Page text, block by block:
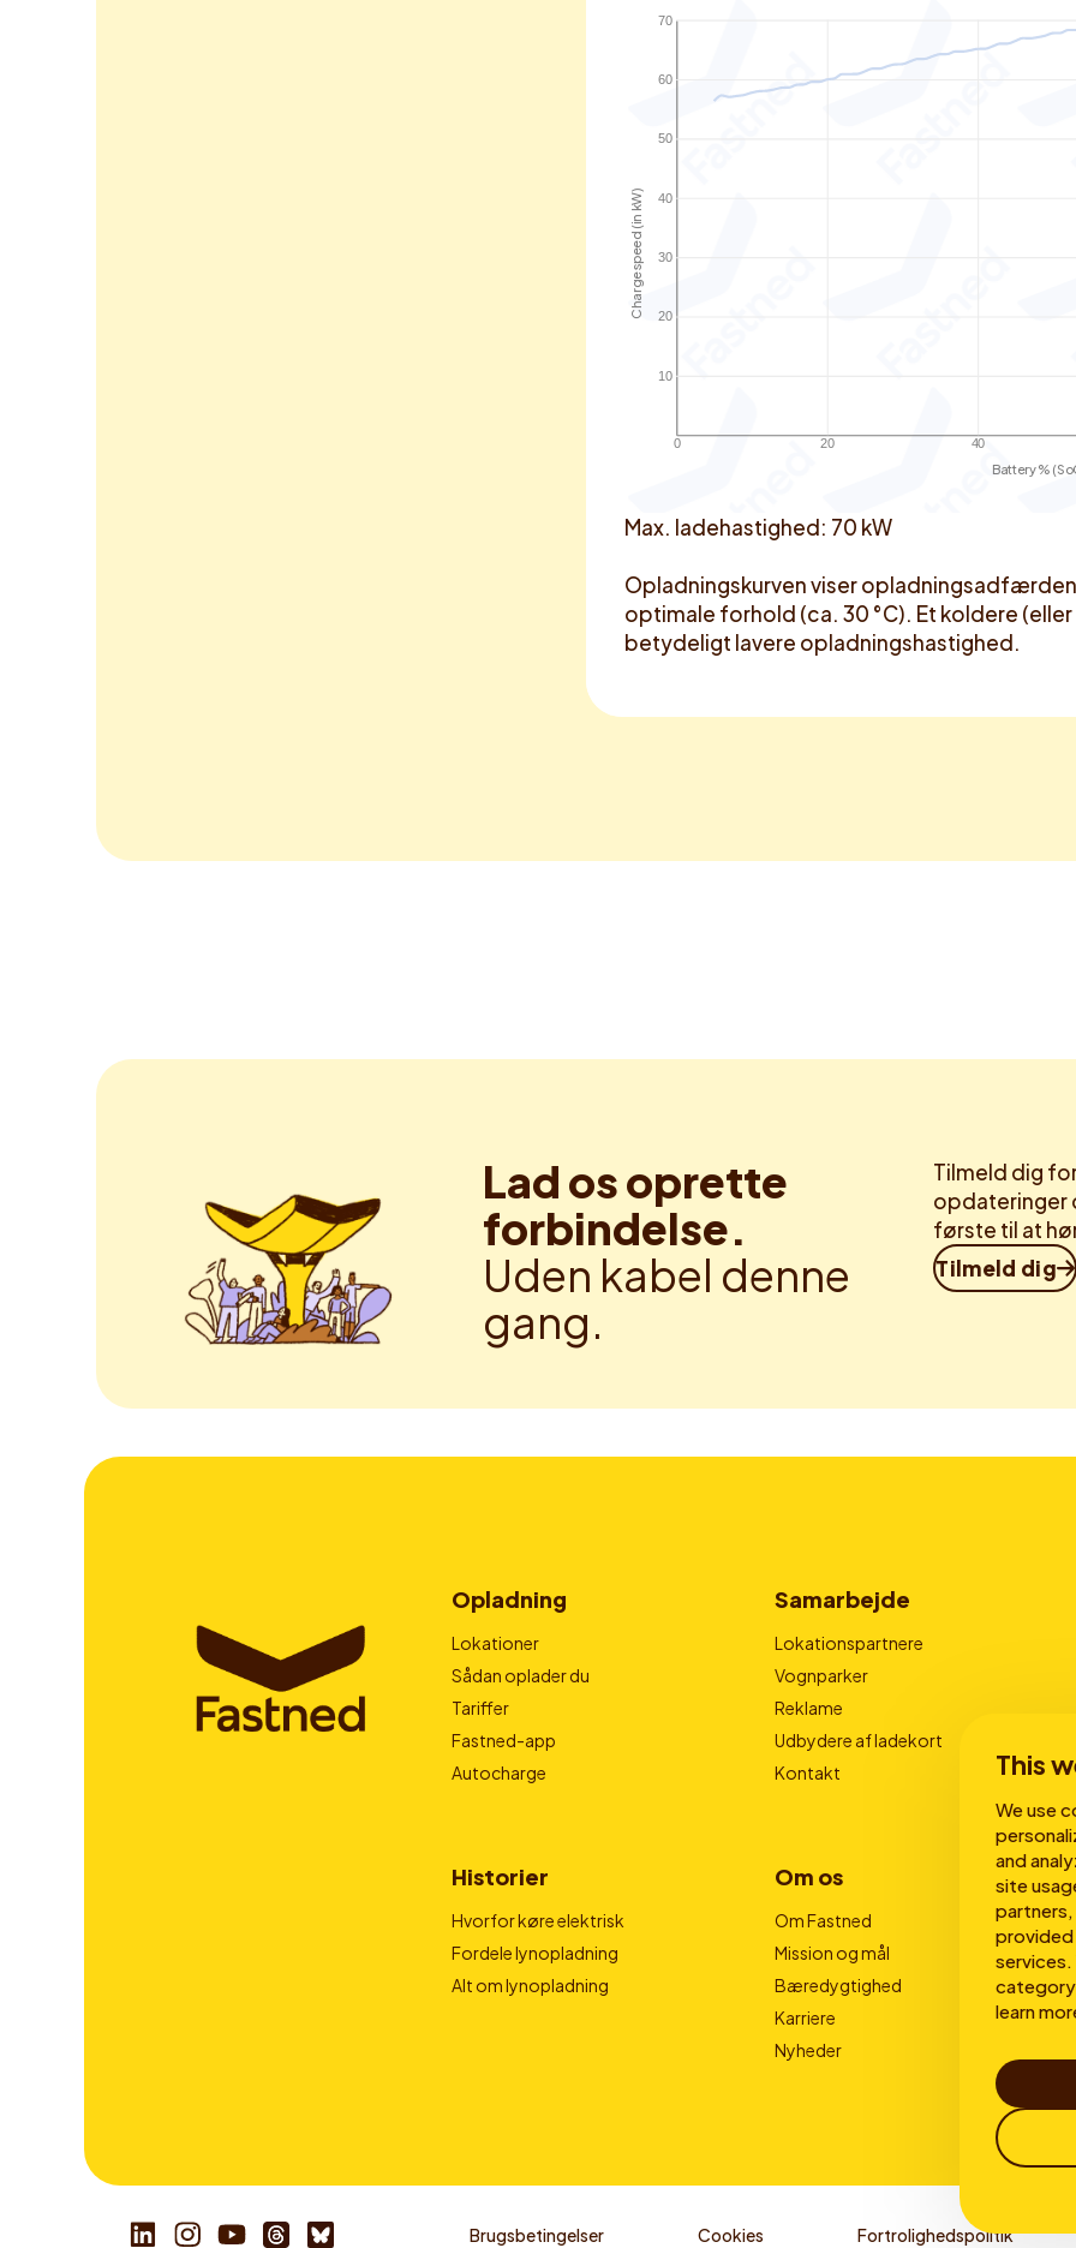
This
We use
and
site
services.
category
learn
0 20 40
10
20
30
40
50
60
70
Battery %
Charge speed (in kW)
Max. ladehastighed: 70 kW
Opladningskurven viser
optimale forhold (ca. 30 °C). Et koldere
betydeligt lavere opladningshastighed.
Lad os oprette
forbindelse.
Uden kabel denne
gang.
Tilmeld dig
opdateringer
første til at
Tilmeld dig
Opladning
Lokationer
Sådan oplader du
Tariffer
Fastned-app
Autocharge
Samarbejde
Lokationspartnere
Vognparker
Reklame
Udbydere af ladekort
Kontakt
Historier
Hvorfor køre elektrisk
Fordele lynopladning
Alt om lynopladning
Om os
Om Fastned
Mission og mål
Bæredygtighed
Karriere
Nyheder
Brugsbetingelser Cookies Fortrolighedspolitik